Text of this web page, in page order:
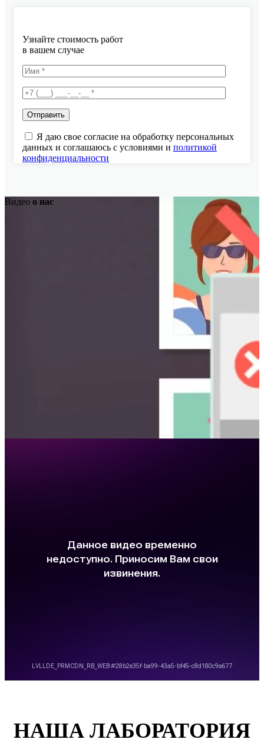
Узнайте стоимость работ
в вашем случае
Я даю свое согласие на обработку персональных
данных и соглашаюсь с условиями и политикой
конфиденциальности
Видео о нас
НАША ЛАБОРАТОРИЯ